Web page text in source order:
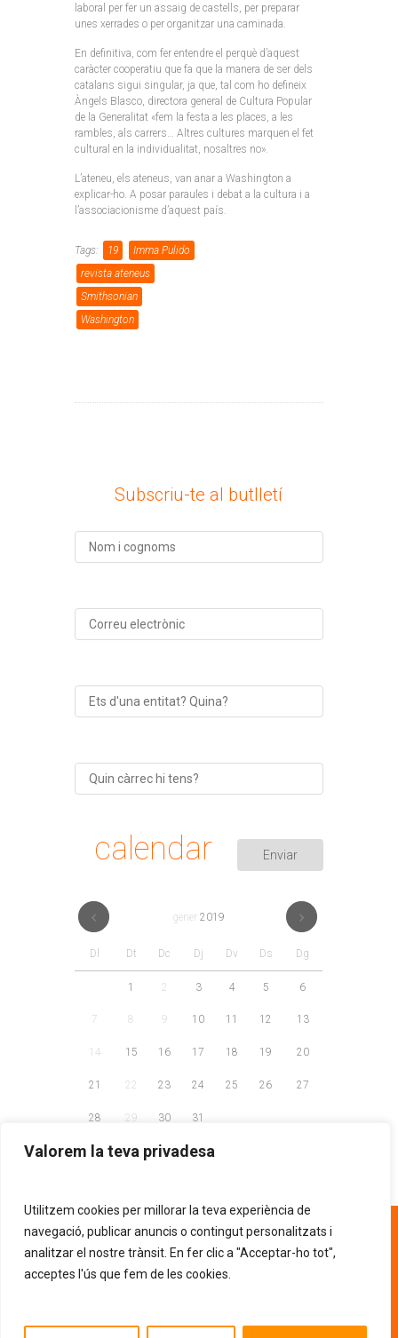
Valorem la teva privadesa
Utilitzem cookies per millorar la teva experiència de
navegació, publicar anuncis o contingut personalitzats i
analitzar el nostre trànsit. En fer clic a "Acceptar-ho tot",
acceptes l'ús que fem de les cookies.
laboral per fer un assaig de castells, per preparar
unes xerrades o per organitzar una caminada.
En definitiva, com fer entendre el perquè d’aquest
caràcter cooperatiu que fa que la manera de ser dels
catalans sigui singular, ja que, tal com ho defineix
Àngels Blasco, directora general de Cultura Popular
de la Generalitat «fem la festa a les places, a les
rambles, als carrers… Altres cultures marquen el fet
cultural en la individualitat, nosaltres no».
L’ateneu, els ateneus, van anar a Washington a
explicar-ho. A posar paraules i debat a la cultura i a
l’associacionisme d’aquest país.
Tags: 19
Imma Pulido
revista ateneus
Smithsonian
Washington
Subscriu-te al butlletí
calendar
gener 2019
Dl Dt Dc Dj Dv Ds Dg
1 2 3 4 5 6
7 8 9 10 11 12 13
14 15 16 17 18 19 20
21 22 23 24 25 26 27
28 29 30 31
93 268 81 30
AVÍS LEGAL POLÍTICA DE PRIVACITAT